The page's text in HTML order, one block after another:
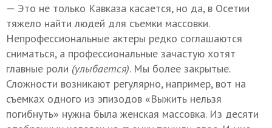
— Это не только Кавказа касается, но да, в Осетии
тяжело найти людей для съемки массовки.
Непрофессиональные актеры редко соглашаются
сниматься, а профессиональные зачастую хотят
главные роли (улыбается). Мы более закрытые.
Сложности возникают регулярно, например, вот на
съемках одного из эпизодов «Выжить нельзя
погибнуть» нужна была женская массовка. Из десяти